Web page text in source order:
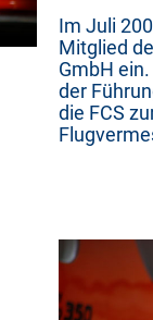
Im Juli
Mitglied
GmbH
der
die FCS